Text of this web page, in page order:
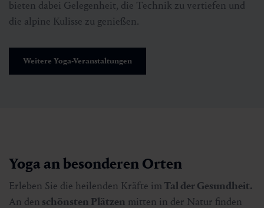
bieten dabei Gelegenheit, die Technik zu vertiefen und
die alpine Kulisse zu genießen.
Weitere Yoga-Veranstaltungen
Yoga an besonderen Orten
Erleben Sie die heilenden Kräfte im Tal der Gesundheit.
An den schönsten Plätzen mitten in der Natur finden